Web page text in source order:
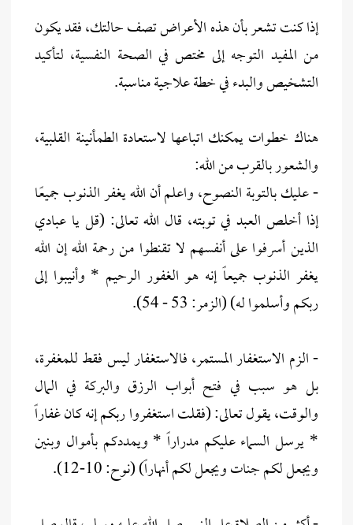
إذا كنت تشعر بأن هذه الأعراض تصف حالتك، فقد يكون
من المفيد التوجه إلى مختص في الصحة النفسية، لتأكيد
التشخيص والبدء في خطة علاجية مناسبة.
هناك خطوات يمكنك اتباعها لاستعادة الطمأنينة القلبية،
والشعور بالقرب من الله:
- عليك بالتوبة النصوح، واعلم أن الله يغفر الذنوب جميعًا
إذا أخلص العبد في توبته، قال الله تعالى: (قل يا عبادي
الذين أسرفوا على أنفسهم لا تقنطوا من رحمة الله إن الله
يغفر الذنوب جميعاً إنه هو الغفور الرحيم * وأنيبوا إلى
ربكم وأسلموا له) (الزمر: 53 - 54).
- الزم الاستغفار المستمر، فالاستغفار ليس فقط للمغفرة،
بل هو سبب في فتح أبواب الرزق والبركة في المال
والوقت، يقول تعالى: (فقلت استغفروا ربكم إنه كان غفاراً
* يرسل السماء عليكم مدراراً * ويمددكم بأموال وبنين
ويجعل لكم جنات ويجعل لكم أنهاراً) (نوح: 10-12).